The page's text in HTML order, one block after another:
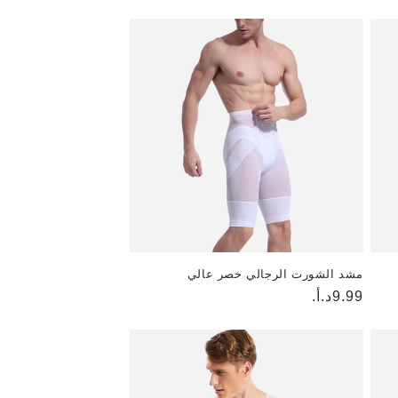
مشد الشورت الرجالي خصر عالي
السعر
9.99د.أ.